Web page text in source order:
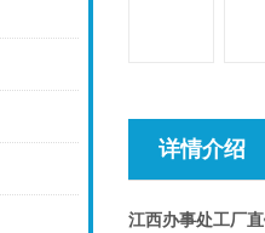
详情介绍
江西办事处工厂